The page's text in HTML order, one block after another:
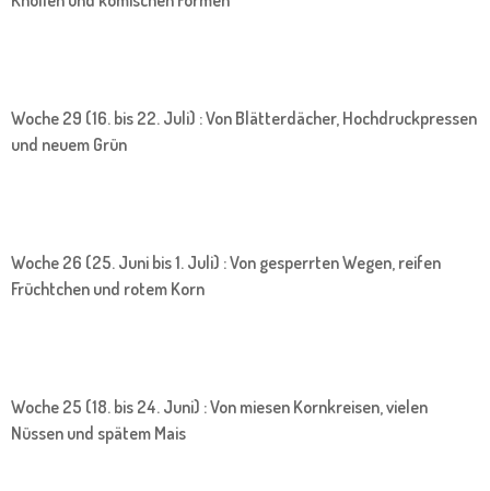
Woche 29 (16. bis 22. Juli) : Von Blätterdächer, Hochdruckpressen
und neuem Grün
Woche 26 (25. Juni bis 1. Juli) : Von gesperrten Wegen, reifen
Früchtchen und rotem Korn
Woche 25 (18. bis 24. Juni) : Von miesen Kornkreisen, vielen
Nüssen und spätem Mais